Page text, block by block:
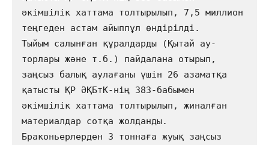
әкімшілік хаттама толтырылып, 7,5 миллион
теңгеден астам айыппұл өндірілді.
Тыйым салынған құралдарды (Қытай ау-
торлары және т.б.) пайдалана отырып,
заңсыз балық аулағаны үшін 26 азаматқа
қатысты ҚР ӘҚБтК-нің 383-бабымен
әкімшілік хаттама толтырылып, жиналған
материалдар сотқа жолданды.
Браконьерлерден 3 тоннаға жуық заңсыз